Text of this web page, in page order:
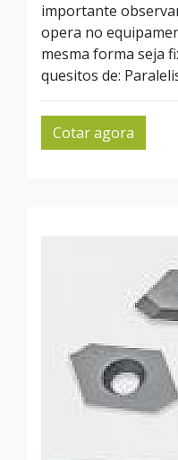
importante
opera no
mesma forma seja
quesitos de:
Cotar agora